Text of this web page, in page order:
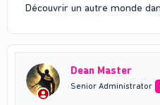
Découvrir un autre monde
Dean Master
Senior Administrator